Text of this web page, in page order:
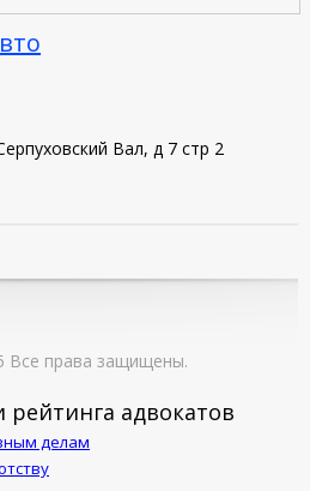
Вал, д 7 стр 2
права защищены.
адвокатов
делам